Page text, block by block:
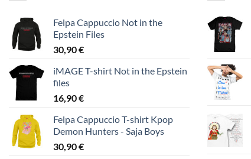
Felpa Cappuccio Not in the
Epstein Files
30,90€
iMAGE T-shirt Not in the Epstein
files
16,90€
Felpa Cappuccio T-shirt Kpop
Demon Hunters - Saja Boys
30,90€